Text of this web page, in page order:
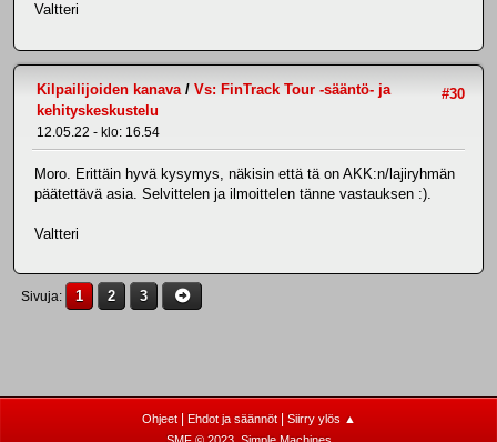
Valtteri
#30
Kilpailijoiden kanava / Vs: FinTrack Tour -sääntö- ja
kehityskeskustelu
12.05.22 - klo: 16.54
Moro. Erittäin hyvä kysymys, näkisin että tä on AKK:n/lajiryhmän
päätettävä asia. Selvittelen ja ilmoittelen tänne vastauksen :).
Valtteri
Sivuja 1 2 3
Ohjeet| Ehdot ja säännöt| Siirry ylös ▲